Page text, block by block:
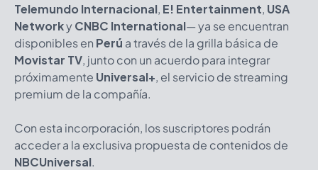
Telemundo Internacional, E! Entertainment, USA
NetworkyCNBC International— ya se encuentran
disponibles en Perú a través de la grilla básica de
Movistar TV, junto con un acuerdo para integrar
próximamente Universal+, el servicio de streaming
premium de la compañía.
Con esta incorporación, los suscriptores podrán
acceder a la exclusiva propuesta de contenidos de
NBCUniversal.